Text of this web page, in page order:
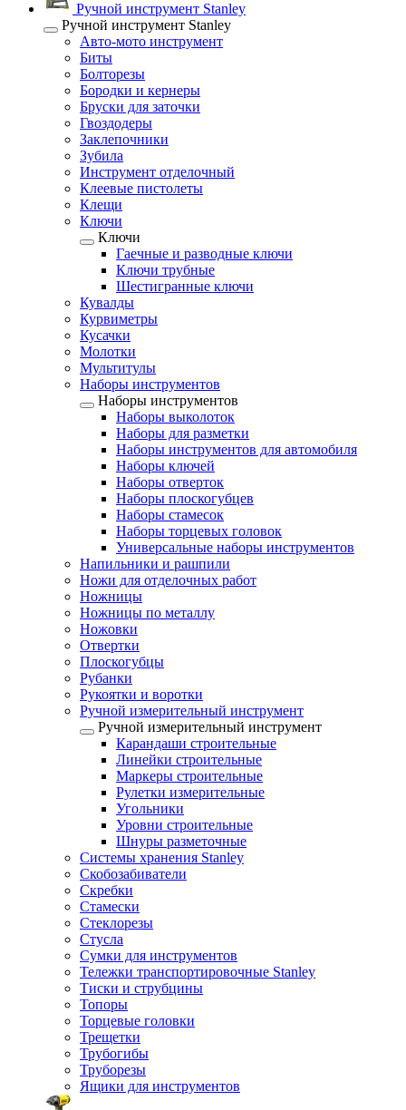
Ручной инструмент Stanley
Ручной инструмент Stanley
Авто-мото инструмент
Биты
Болторезы
Бородки и кернеры
Бруски для заточки
Гвоздодеры
Заклепочники
Зубила
Инструмент отделочный
Клеевые пистолеты
Клещи
Ключи
Ключи
Гаечные и разводные ключи
Ключи трубные
Шестигранные ключи
Кувалды
Курвиметры
Кусачки
Молотки
Мультитулы
Наборы инструментов
Наборы инструментов
Наборы выколоток
Наборы для разметки
Наборы инструментов для автомобиля
Наборы ключей
Наборы отверток
Наборы плоскогубцев
Наборы стамесок
Наборы торцевых головок
Универсальные наборы инструментов
Напильники и рашпили
Ножи для отделочных работ
Ножницы
Ножницы по металлу
Ножовки
Отвертки
Плоскогубцы
Рубанки
Рукоятки и воротки
Ручной измерительный инструмент
Ручной измерительный инструмент
Карандаши строительные
Линейки строительные
Маркеры строительные
Рулетки измерительные
Угольники
Уровни строительные
Шнуры разметочные
Системы хранения Stanley
Скобозабиватели
Скребки
Стамески
Стеклорезы
Стусла
Сумки для инструментов
Тележки транспортировочные Stanley
Тиски и струбцины
Топоры
Торцевые головки
Трещетки
Трубогибы
Труборезы
Ящики для инструментов